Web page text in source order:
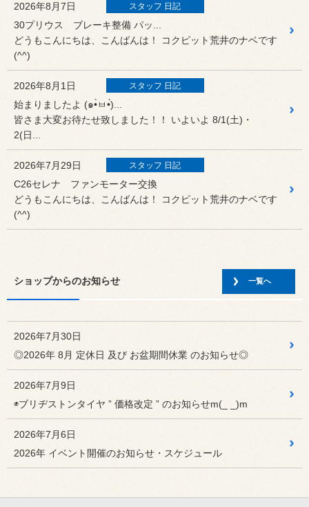
2026年8月7日 スタッフ 日記
30プリウス ブレーキ整備 パッ...
どうもこんにちは、こんばんは！ コクピット荒井のナベです
(^^)
2026年8月1日 スタッフ 日記
始まりましたよ (๑•̀ㅂ•́)...
皆さま大変お待たせ致しました！！ いよいよ 8/1(土)・
2(日...
2026年7月29日 スタッフ 日記
C26セレナ ファンモーター交換
どうもこんにちは、こんばんは！ コクピット荒井のナベです
(^^)
いつも “ コクピット荒井 スタッフ日記 ”をご覧頂き誠にあり
2026年7月27日 スタッフ 日記
HKSマフラーで快音チューニング...
いつも “ コクピット荒井 スタッフ日記 ”をご覧頂き誠にあり
がと...
2026年7月26日 スタッフ 日記
ダイハツ タフトにブリヂストン【...
いつも “ コクピット荒井 スタッフ日記 ”をご覧頂き誠にあり
がと...
ショップからのお知らせ 一覧へ
2026年7月30日
◎2026年 8月 定休日 及び お盆期間休業 のお知らせ◎
2026年7月9日
◉ブリヂストンタイヤ ” 価格改定 ” のお知らせm(_ _)m
2026年7月6日
2026年 イベント開催のお知らせ・スケジュール